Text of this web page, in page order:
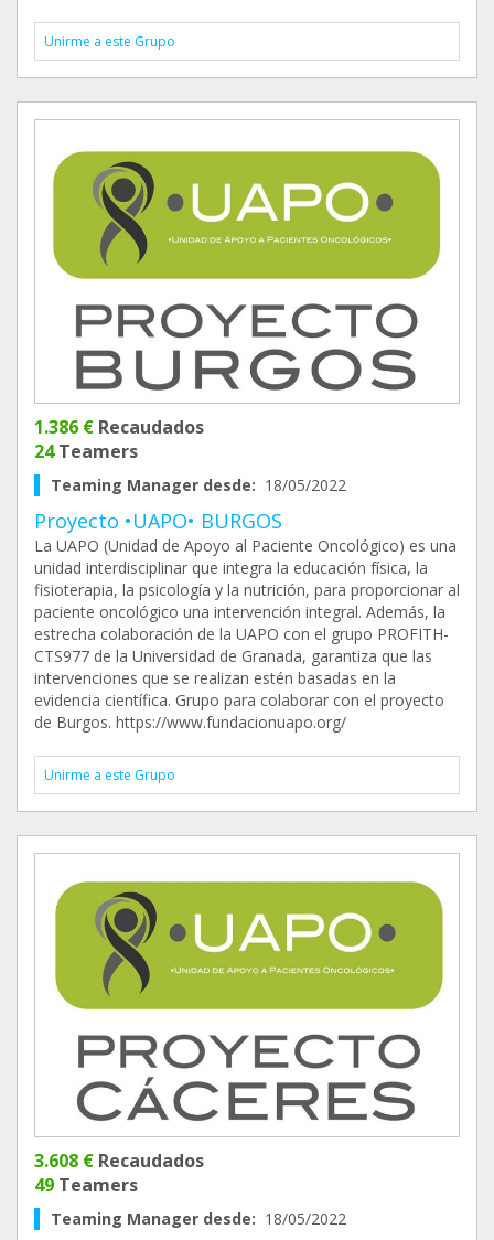
Unirme a este Grupo
1.386 € Recaudados
24Teamers
Teaming Manager desde: 18/05/2022
Proyecto •UAPO• BURGOS
La UAPO (Unidad de Apoyo al Paciente Oncológico) es una
unidad interdisciplinar que integra la educación física, la
fisioterapia, la psicología y la nutrición, para proporcionar al
paciente oncológico una intervención integral. Además, la
estrecha colaboración de la UAPO con el grupo PROFITH-
CTS977 de la Universidad de Granada, garantiza que las
intervenciones que se realizan estén basadas en la
evidencia científica. Grupo para colaborar con el proyecto
de Burgos. https://www.fundacionuapo.org/
Unirme a este Grupo
3.608 € Recaudados
49 Teamers
Teaming Manager desde: 18/05/2022